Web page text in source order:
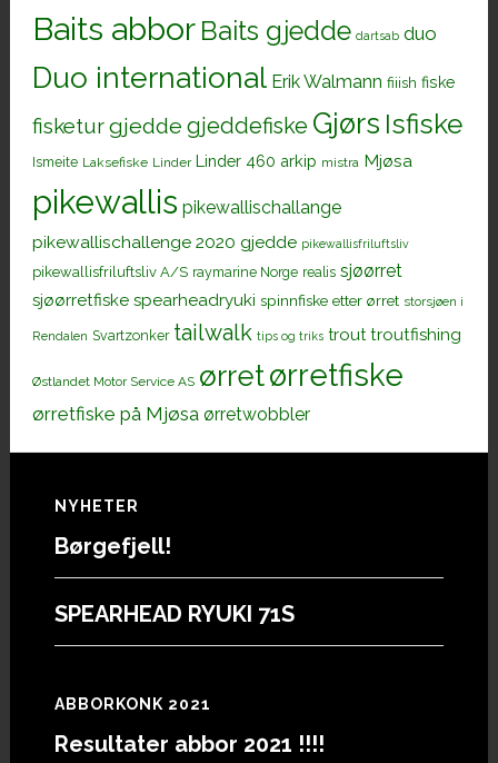
Baits abbor Baits gjedde dartsab duo
Duo international Erik Walmann fiiish fiske
fisketurgjedde gjeddefiske Gjørs Isfiske
Ismeite Laksefiske Linder Linder 460 arkip mistra Mjøsa
pikewallis pikewallischallange
pikewallischallenge 2020 gjedde pikewallisfriluftsliv
pikewallisfriluftsliv A/S raymarine Norge realis sjøørret
sjøørretfiske spearheadryuki spinnfiske etter ørret storsjøen i
Rendalen Svartzonker tailwalk tips og triks trout troutfishing
Østlandet Motor Service AS ørretørretfiske
ørretfiske på Mjøsa ørretwobbler
Footer
NYHETER
Børgefjell!
SPEARHEAD RYUKI 71S
ABBORKONK 2021
Resultater abbor 2021 !!!!